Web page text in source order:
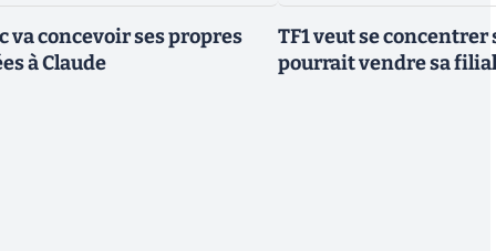
va concevoir ses propres
à Claude
TF1 veut se
pourrait vendre sa